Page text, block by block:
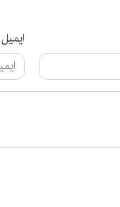
ایمیل